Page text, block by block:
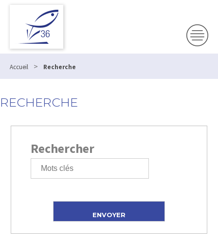
Accueil > Recherche
RECHERCHE
Rechercher